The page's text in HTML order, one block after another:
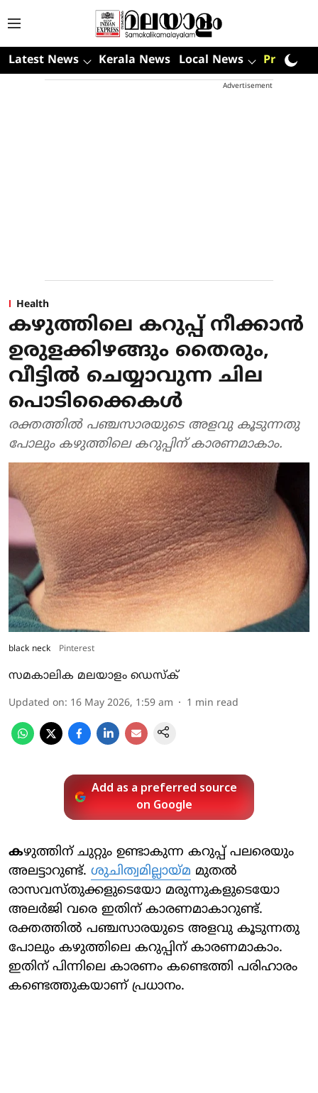
Latest News Kerala News Local News Premium
Advertisement
Health
കഴുത്തിലെ കറുപ്പ് നീക്കാൻ
ഉരുളക്കിഴങ്ങും തൈരും,
വീട്ടിൽ ചെയ്യാവുന്ന ചില
പൊടിക്കൈകൾ
രക്തത്തിൽ പഞ്ചസാരയുടെ അളവു കൂടുന്നതു
പോലും കഴുത്തിലെ കറുപ്പിന് കാരണമാകാം.
black neck Pinterest
സമകാലിക മലയാളം ഡെസ്ക്
Updated on: 16 May 2026, 1:59 am 1 min read
Add as a preferred source
on Google
കഴുത്തിന് ചുറ്റും ഉണ്ടാകുന്ന കറുപ്പ് പലരെയും
അലട്ടാറുണ്ട്. ശുചിത്വമില്ലായ്മ മുതൽ
രാസവസ്തുക്കളുടെയോ മരുന്നുകളുടെയോ
അലർജി വരെ ഇതിന് കാരണമാകാറുണ്ട്.
രക്തത്തിൽ പഞ്ചസാരയുടെ അളവു കൂടുന്നതു
പോലും കഴുത്തിലെ കറുപ്പിന് കാരണമാകാം.
ഇതിന് പിന്നിലെ കാരണം കണ്ടെത്തി പരിഹാരം
കണ്ടെത്തുകയാണ് പ്രധാനം.